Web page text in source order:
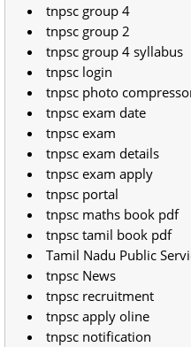
tnpsc group 4
tnpsc group 2
tnpsc group 4 syllabus
tnpsc login
tnpsc photo
tnpsc exam date
tnpsc exam
tnpsc exam details
tnpsc exam apply
tnpsc portal
tnpsc maths book pdf
tnpsc tamil book pdf
Tamil Nadu Public
tnpsc News
tnpsc recruitment
tnpsc apply oline
tnpsc notification